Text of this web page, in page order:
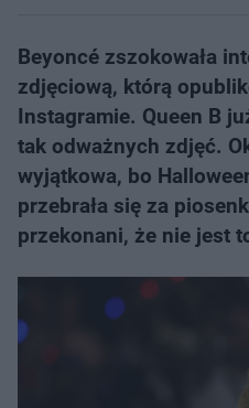
Beyoncé zszokowała
zdjęciową, którą
Instagramie. Queen B
tak odważnych zdjęć.
wyjątkowa, bo
przebrała się za
przekonani, że nie jest